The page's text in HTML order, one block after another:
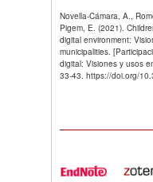
Novella-Cámara, A.,
Pigem, E. (2021).
digital environment:
municipalities.
digital: Visiones y usos
33-43. https://doi.org/